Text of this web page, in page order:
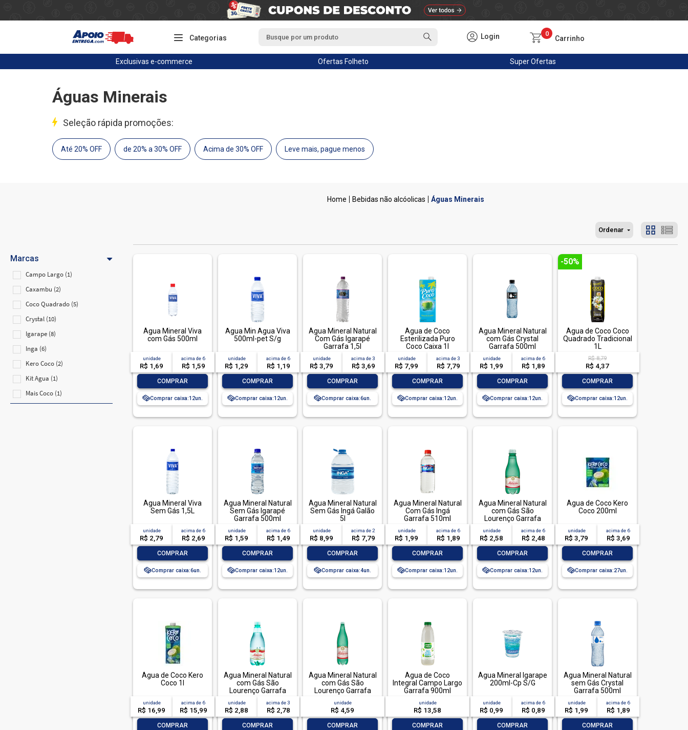
Categorias Login 0
Carrinho
Exclusivas e-commerce Ofertas Folheto SuperOfertas
Águas Minerais
Seleção rápida promoções:
Até 20% OFF de 20% a 30% OFF Acima de 30% OFF Leve mais, pague menos
Marcas
Campo Largo (1)
Caxambu (2)
Coco Quadrado (5)
Crystal (10)
Igarape (8)
Inga (6)
Kero Coco (2)
Kit Agua (1)
Mais Coco (1)
Bebidas não alcóolicas Águas Minerais
Ordenar
Água Mineral Viva
com Gás 500ml
unidade
R$ 1,69
acima de 6
R$ 1,59
COMPRAR
Comprar caixa:12
Agua Min Agua Viva
500ml-pet S/g
unidade
R$ 1,29
acima de 6
R$ 1,19
COMPRAR
Comprar caixa:12
Água Mineral Natural
Com Gás Igarapé
Garrafa 1,5l
unidade
R$ 3,79
acima de3
R$ 3,69
COMPRAR
Comprar caixa:6
Água de Coco
Esterilizada Puro
Coco Caixa 1l
unidade
R$ 7,99
acima de3
R$ 7,79
COMPRAR
Comprar caixa:12
Água Mineral Natural
com Gás Crystal
Garrafa 500ml
unidade
R$ 1,99
acima de 6
R$ 1,89
COMPRAR
Comprar caixa:12
-50%
Água de Coco Coco
Quadrado Tradicional
1L
R$ 8,79
R$ 4,37
COMPRAR
Comprar caixa:12
Água Mineral Viva
Sem Gás 1,5L
unidade
R$ 2,79
acima de 6
R$ 2,69
COMPRAR
Comprar caixa:6
Água Mineral Natural
Sem Gás Igarapé
Garrafa 500ml
unidade
R$ 1,59
acima de 6
R$ 1,49
COMPRAR
Comprar caixa:12
Água Mineral Natural
Sem Gás Ingá Galão
5l
unidade
R$ 8,99
acima de2
R$ 7,79
COMPRAR
Comprar caixa:4
Água Mineral Natural
Com Gás Ingá
Garrafa 510ml
unidade
R$ 1,99
acima de 6
R$ 1,89
COMPRAR
Comprar caixa:12
Água Mineral Natural
com Gás São
Lourenço Garrafa
300ml
unidade
R$ 2,58
acima de 6
R$ 2,48
COMPRAR
Comprar caixa:12
Água de Coco Kero
Coco 200ml
unidade
R$ 3,79
acima de 6
R$ 3,69
COMPRAR
Comprar caixa:27
Água de Coco Kero
Coco 1l
unidade
R$ 16,99
acima de 6
R$ 15,99
COMPRAR
Água Mineral Natural
com Gás São
Lourenço Garrafa
510ml
unidade
R$ 2,88
acima de3
R$ 2,78
COMPRAR
Água Mineral Natural
com Gás São
Lourenço Garrafa
unidade
R$ 4,59
COMPRAR
Água de Coco
Integral Campo Largo
Garrafa 900ml
unidade
R$ 13,58
COMPRAR
Água Mineral Igarape
200ml-Cp S/G
unidade
R$ 0,99
acima de 6
R$ 0,89
COMPRAR
Água Mineral Natural
sem Gás Crystal
Garrafa 500ml
unidade
R$ 1,99
acima de 6
R$ 1,89
COMPRAR